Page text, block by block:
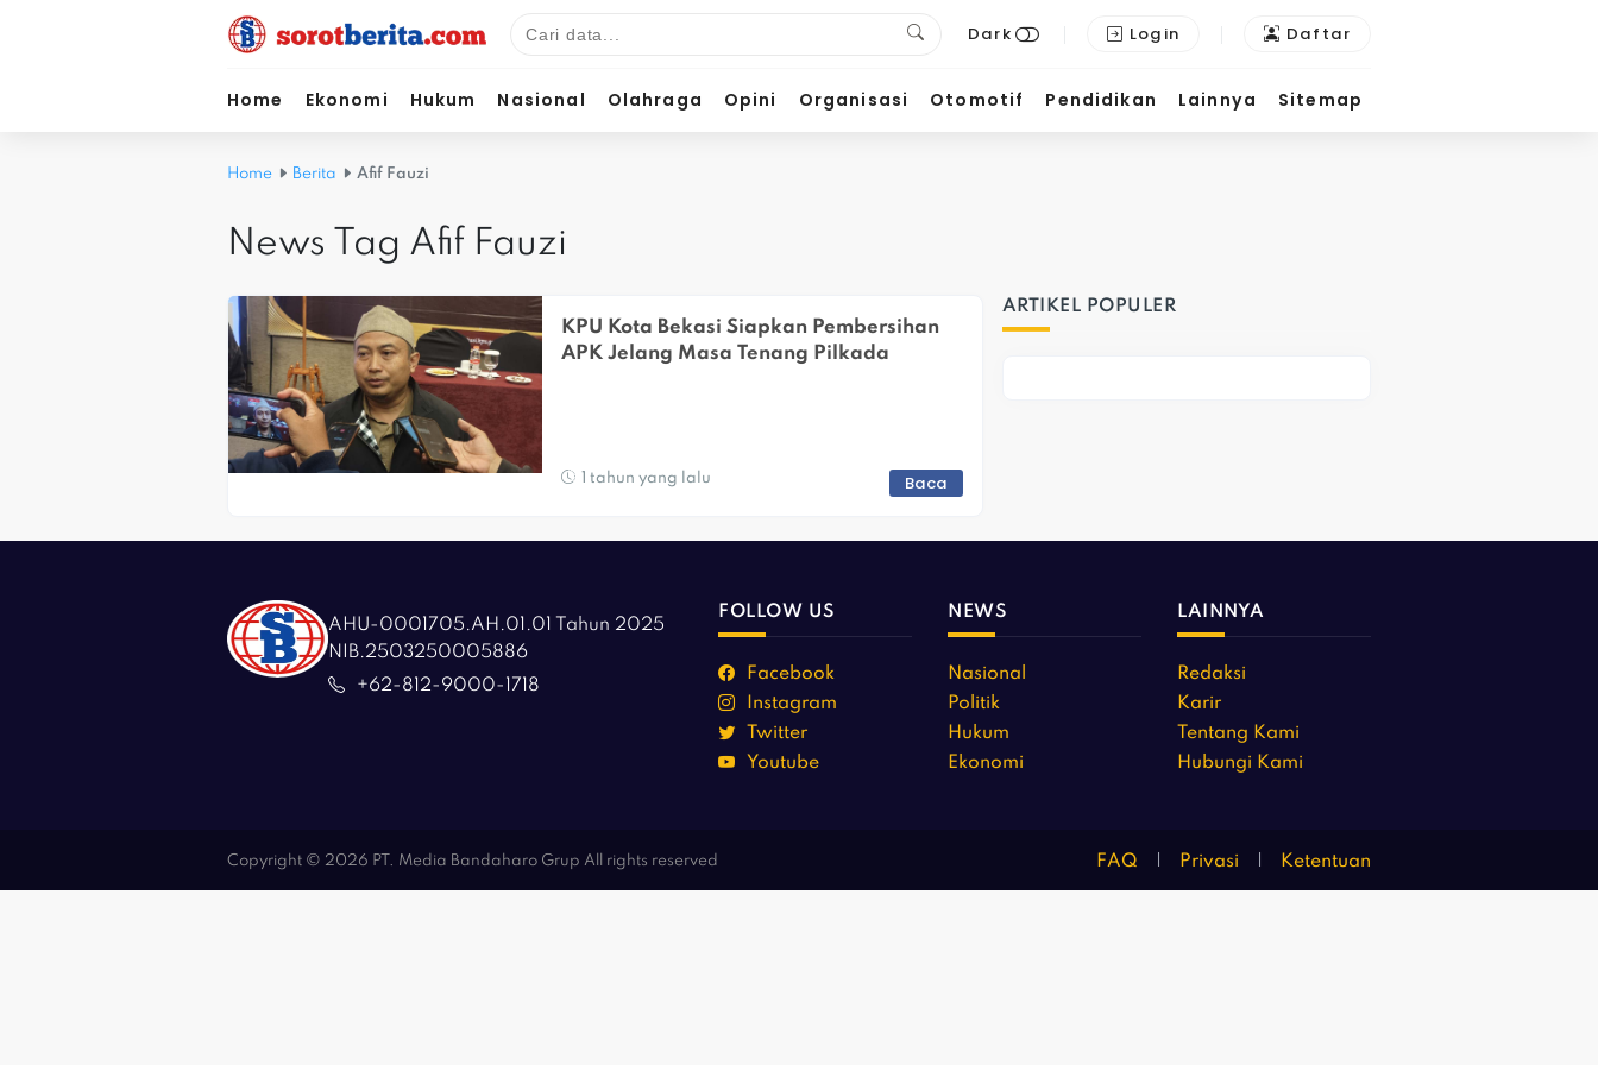
Dark Login Daftar
Home Ekonomi Hukum Nasional Olahraga Opini Organisasi Otomotif Pendidikan Lainnya Sitemap
Home Berita Afif Fauzi
News Tag Afif Fauzi
KPU Kota Bekasi Siapkan Pembersihan
APK Jelang Masa Tenang Pilkada
1 tahun yang lalu Baca
ARTIKEL POPULER
AHU-0001705.AH.01.01 Tahun 2025
NIB.2503250005886
+62-812-9000-1718
FOLLOW US
Facebook
Instagram
Twitter
Youtube
NEWS
Nasional
Politik
Hukum
Ekonomi
LAINNYA
Redaksi
Karir
Tentang Kami
Hubungi Kami
Copyright © 2026 PT. Media Bandaharo Grup All rights reserved FAQ Privasi Ketentuan